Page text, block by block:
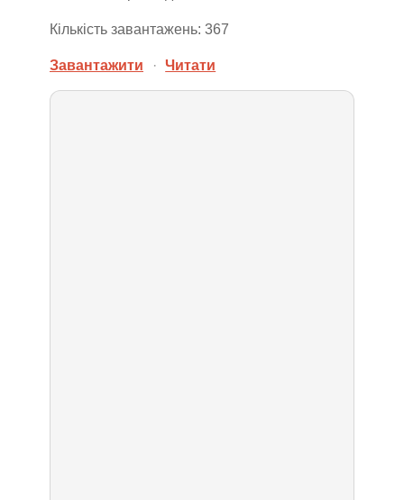
Кількість завантажень: 367
Завантажити · Читати